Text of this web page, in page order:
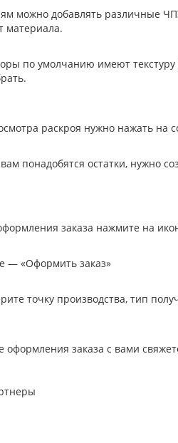
можно добавлять различные
материала.
по умолчанию имеют текстуру
раскроя нужно нажать на
понадобятся остатки, нужно
заказа нажмите на
— «Оформить заказ»
точку производства, тип
заказа с вами